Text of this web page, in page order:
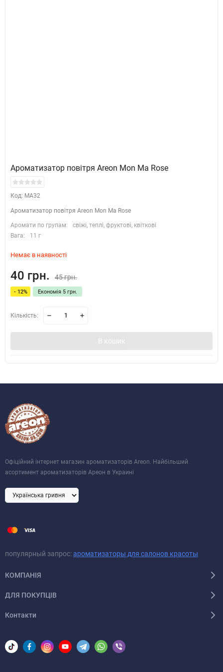
Ароматизатор повітря Areon Mon Ma Rose
Код: MA32
Ароматизатор повітря Areon Mon Ma Rose
Аромати по групам:
свіжі, теплі, фруктові, квіткові
Вага:
11 г
Немає в наявності
40 грн. 45 грн.
- 12% Економія 5 грн.
Кількість:
В кошик
Офіційний інтернет магазин ароматизаторів Areon. Найбільший
асортимент ароматизаторів Ареон в Украині
популярный запрос:ароматизаторы для салонов красоты
КОМПАНІЯ
ДЛЯ ПОКУПЦІВ
Контакти